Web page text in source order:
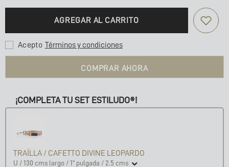
para
LEOPARDO
de
/
LEOPARDO
AGREGAR AL CARRITO
Acepto Términos y condiciones
COMPRAR AHORA
¡COMPLETA TU SET ESTILUDO®!
Use the Previous and Next buttons to navigate through product
TRAÍLLA / CAFETTO DIVINE LEOPARDO
U / 130 cms largo / 1" pulgada / 2.5 cms